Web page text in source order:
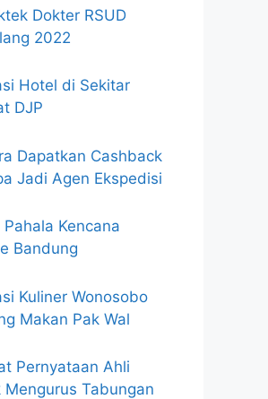
Dokter RSUD
2022
Hotel di Sekitar
DJP
Dapatkan Cashback
Jadi Agen Ekspedisi
Kencana
Bandung
Kuliner Wonosobo
Makan Pak Wal
Pernyataan Ahli
Mengurus Tabungan